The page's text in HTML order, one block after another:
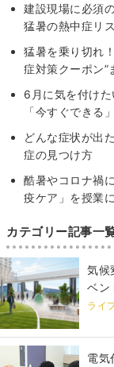
建設現場に必須
猛暑の熱中症リ
猛暑を乗り切れ
症対策クーポン”
6月に気を付け
「今すぐできる
どんな症状が出
症の見つけ方
酷暑やコロナ禍
疫ケア」を授業
カテゴリー記事一
気候
ベン
ライ
電気